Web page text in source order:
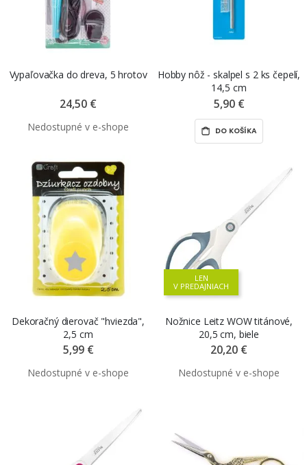
Vypaľovačka do dreva, 5 hrotov
24,50 €
Hobby nôž - skalpel s 2 ks čepelí,
14,5 cm
5,90 €
DO KOŠÍKA
Dekoračný dierovač "hviezda",
2,5 cm
5,99 €
LEN
V PREDAJNIACH
Nožnice Leitz WOW titánové,
20,5 cm, biele
20,20 €